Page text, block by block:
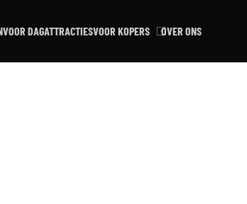
VOOR DAGATTRACTIESVOOR KOPERS OVER ONS